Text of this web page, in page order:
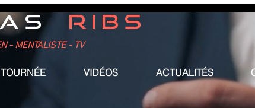
RIBS
- MENTALISTE - TV
VIDÉOS ACTUALITÉS